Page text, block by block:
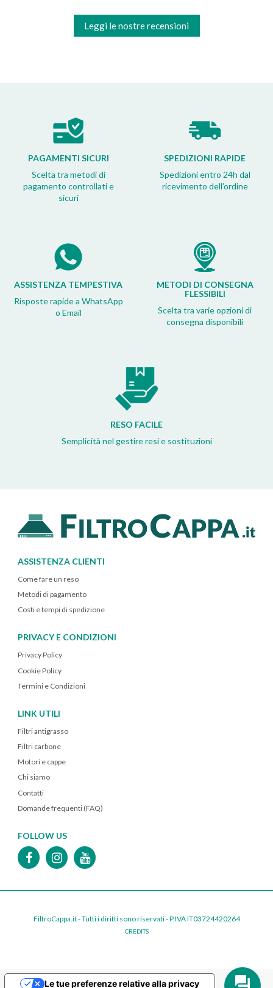
Leggi le nostre recensioni
PAGAMENTI SICURI
Scelta tra metodi di
pagamento controllati e
sicuri
SPEDIZIONI RAPIDE
Spedizioni entro 24h dal
ricevimento dell’ordine
ASSISTENZA TEMPESTIVA
Risposte rapide a WhatsApp
o Email
METODI DI CONSEGNA
FLESSIBILI
Scelta tra varie opzioni di
consegna disponibili
RESO FACILE
Semplicità nel gestire resi e sostituzioni
ASSISTENZA CLIENTI
Come fare un reso
Metodi di pagamento
Costi e tempi di spedizione
PRIVACY E CONDIZIONI
Privacy Policy
Cookie Policy
Termini e Condizioni
LINK UTILI
Filtri antigrasso
Filtri carbone
Motori e cappe
Chi siamo
Contatti
Domande frequenti (FAQ)
FOLLOW US
FiltroCappa.it - Tutti i diritti sono riservati - P.IVA IT03724420264
CREDITS
Le tue preferenze relative alla privacy